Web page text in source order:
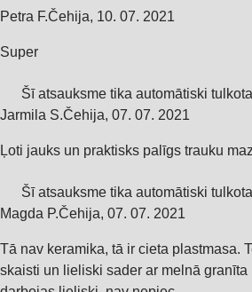
Petra F.Čehija, 10. 07. 2021
Super
Šī atsauksme tika automātiski
Jarmila S.Čehija, 07. 07. 2021
Ļoti jauks un praktisks palīgs trauku
Šī atsauksme tika automātiski
Magda P.Čehija, 07. 07. 2021
Tā nav keramika, tā ir cieta plastmasa.
skaisti un lieliski sader ar melnā